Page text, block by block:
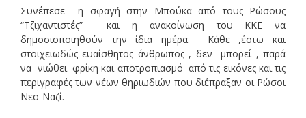
Συνέπεσε η σφαγή στην Μπούκα από τους Ρώσους
“Τζιχαντιστές” και η ανακοίνωση του ΚΚΕ να
δημοσιοποιηθούν την ίδια ημέρα. Κάθε ,έστω και
στοιχειωδώς ευαίσθητος άνθρωπος , δεν μπορεί , παρά
να νιώθει φρίκη και αποτροπιασμό από τις εικόνες και τις
περιγραφές των νέων θηριωδιών που διέπραξαν οι Ρώσοι
Νεο-Ναζί.